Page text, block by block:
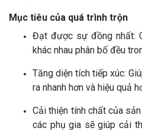
Mục tiêu của quá trình trộn
Đạt được sự đồng nhất:
khác nhau phân bố đều
Tăng diện tích tiếp xúc:
ra nhanh hơn và hiệu quả
Cải thiện tính chất của
các phụ gia sẽ giúp cải